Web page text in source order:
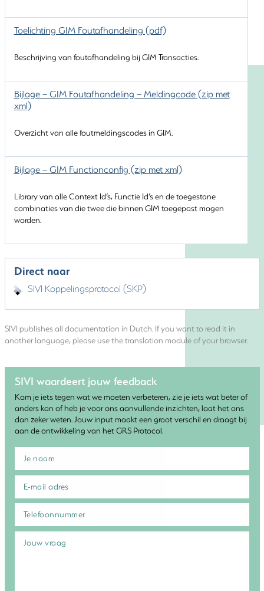
Toelichting GIM Foutafhandeling (pdf)
Beschrijving van foutafhandeling bij GIM Transacties.
Bijlage – GIM Foutafhandeling – Meldingcode (zip met
xml)
Overzicht van alle foutmeldingscodes in GIM.
Bijlage – GIM Functionconfig (zip met xml)
Library van alle Context Id’s, Functie Id’s en de toegestane
combinaties van die twee die binnen GIM toegepast mogen
worden.
Direct naar
SIVI Koppelingsprotocol (SKP)
SIVI publishes all documentation in Dutch. If you want to read it in
another language, please use the translation module of your browser.
SIVI waardeert jouw feedback
Kom je iets tegen wat we moeten verbeteren, zie je iets wat beter of
anders kan of heb je voor ons aanvullende inzichten, laat het ons
dan zeker weten. Jouw input maakt een groot verschil en draagt bij
aan de ontwikkeling van het GRS Protocol.